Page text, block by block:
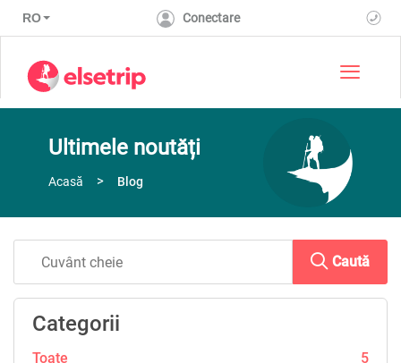
RO Conectare
Toggle
Ultimele noutăți
Acasă Blog
Caută
Categorii
Toate
5